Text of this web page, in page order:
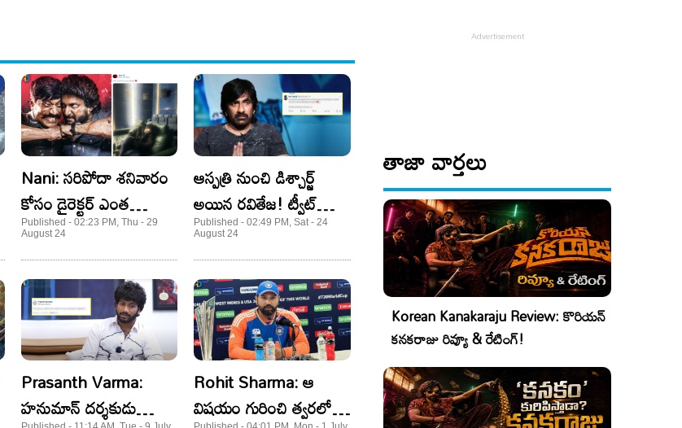
Nani: సరిపోదా శనివారం
కోసం డైరెక్టర్ ఎంత
కష్టపడ్డాడో.. ఒక్క పిక్ లోనే
చెప్పేసిన నాని!
Published - 02:23 PM, Thu - 29
August 24
ఆస్పత్రి నుంచి డిశ్చార్జ్
అయిన రవితేజ! ట్వీట్
వైరల్..
Published - 02:49 PM, Sat - 24
August 24
Prasanth Varma:
హనుమాన్‌ దర్శకుడు
Rohit Sharma: ఆ
విషయం గురించి త్వరలోనే
తాజా వార్తలు
Korean Kanakaraju Review: కొరియన్
కనకరాజు రివ్యూ & రేటింగ్!